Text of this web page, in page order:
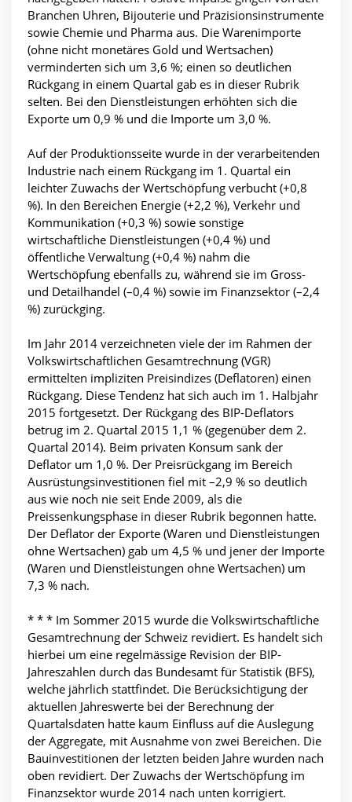
Branchen Uhren, Bijouterie und Präzisionsinstrumente
sowie Chemie und Pharma aus. Die Warenimporte
(ohne nicht monetäres Gold und Wertsachen)
verminderten sich um 3,6 %; einen so deutlichen
Rückgang in einem Quartal gab es in dieser Rubrik
selten. Bei den Dienstleistungen erhöhten sich die
Exporte um 0,9 % und die Importe um 3,0 %.
Auf der Produktionsseite wurde in der verarbeitenden
Industrie nach einem Rückgang im 1. Quartal ein
leichter Zuwachs der Wertschöpfung verbucht (+0,8
%). In den Bereichen Energie (+2,2 %), Verkehr und
Kommunikation (+0,3 %) sowie sonstige
wirtschaftliche Dienstleistungen (+0,4 %) und
öffentliche Verwaltung (+0,4 %) nahm die
Wertschöpfung ebenfalls zu, während sie im Gross-
und Detailhandel (–0,4 %) sowie im Finanzsektor (–2,4
%) zurückging.
Im Jahr 2014 verzeichneten viele der im Rahmen der
Volkswirtschaftlichen Gesamtrechnung (VGR)
ermittelten impliziten Preisindizes (Deflatoren) einen
Rückgang. Diese Tendenz hat sich auch im 1. Halbjahr
2015 fortgesetzt. Der Rückgang des BIP-Deflators
betrug im 2. Quartal 2015 1,1 % (gegenüber dem 2.
Quartal 2014). Beim privaten Konsum sank der
Deflator um 1,0 %. Der Preisrückgang im Bereich
Ausrüstungsinvestitionen fiel mit –2,9 % so deutlich
aus wie noch nie seit Ende 2009, als die
Preissenkungsphase in dieser Rubrik begonnen hatte.
Der Deflator der Exporte (Waren und Dienstleistungen
ohne Wertsachen) gab um 4,5 % und jener der Importe
(Waren und Dienstleistungen ohne Wertsachen) um
7,3 % nach.
* * * Im Sommer 2015 wurde die Volkswirtschaftliche
Gesamtrechnung der Schweiz revidiert. Es handelt sich
hierbei um eine regelmässige Revision der BIP-
Jahreszahlen durch das Bundesamt für Statistik (BFS),
welche jährlich stattfindet. Die Berücksichtigung der
aktuellen Jahreswerte bei der Berechnung der
Quartalsdaten hatte kaum Einfluss auf die Auslegung
der Aggregate, mit Ausnahme von zwei Bereichen. Die
Bauinvestitionen der letzten beiden Jahre wurden nach
oben revidiert. Der Zuwachs der Wertschöpfung im
Finanzsektor wurde 2014 nach unten korrigiert.